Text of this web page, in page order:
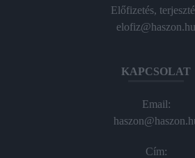
Előfizetés,
elofiz@haszon.hu
KAPCSOLAT
Email:
Cím: